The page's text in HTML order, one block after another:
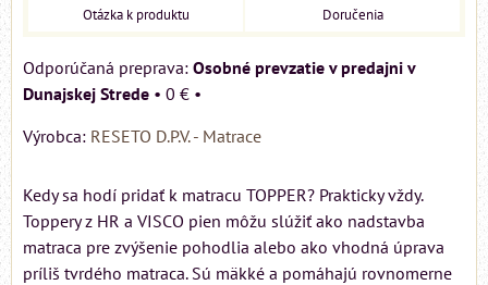
Otázka k produktu Doručenia
Osobné prevzatie v predajni v
Dunajskej Strede • 0 € •
Výrobca: RESETO D.P.V. - Matrace
Kedy sa hodí pridať k matracu TOPPER? Prakticky vždy.
Toppery z HR a VISCO pien môžu slúžiť ako nadstavba
matraca pre zvýšenie pohodlia alebo ako vhodná úprava
príliš tvrdého matraca. Sú mäkké a pomáhajú rovnomerne